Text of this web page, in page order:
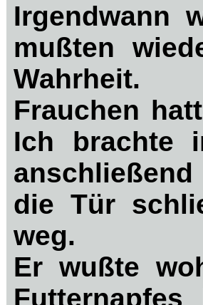
Irgendwann
mußten
Wahrheit.
Frauchen
Ich brachte
die Tür
weg.
Er wußte